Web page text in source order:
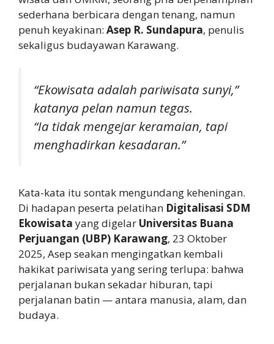
sederhana berbicara dengan tenang, namun
penuh keyakinan: Asep R. Sundapura, penulis
sekaligus budayawan Karawang.
“Ekowisata adalah pariwisata sunyi,”
katanya pelan namun tegas.
“Ia tidak mengejar keramaian, tapi
menghadirkan kesadaran.”
Kata-kata itu sontak mengundang keheningan.
Di hadapan peserta pelatihan Digitalisasi SDM
Ekowisata yang digelar Universitas Buana
Perjuangan (UBP) Karawang, 23 Oktober
2025, Asep seakan mengingatkan kembali
hakikat pariwisata yang sering terlupa: bahwa
perjalanan bukan sekadar hiburan, tapi
perjalanan batin — antara manusia, alam, dan
budaya.